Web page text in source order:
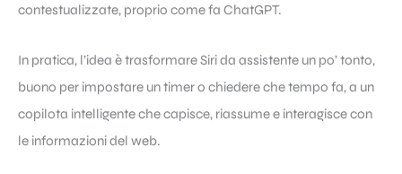
contestualizzate, proprio come fa ChatGPT.
In pratica, l’idea è trasformare Siri da assistente un po’ tonto,
buono per impostare un timer o chiedere che tempo fa, a un
copilota intelligente che capisce, riassume e interagisce con
le informazioni del web.